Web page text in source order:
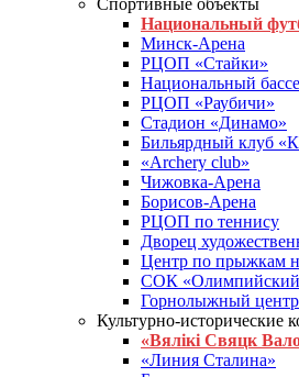
Спортивные объекты
Национальный
Минск-Арена
РЦОП «Стайки»
Национальный
РЦОП «Раубичи»
Стадион «Динамо»
Бильярдный клуб
«Archery club»
Чижовка-Арена
Борисов-Арена
РЦОП по теннису
Дворец
Центр по прыжкам
СОК
Горнолыжный
Культурно-исторические
«Вялікі Свяцк
«Линия Сталина»